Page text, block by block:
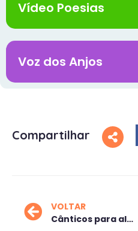
Vídeo Poesias
Voz dos Anjos
Compartilhar
VOLTAR
Cânticos para alma